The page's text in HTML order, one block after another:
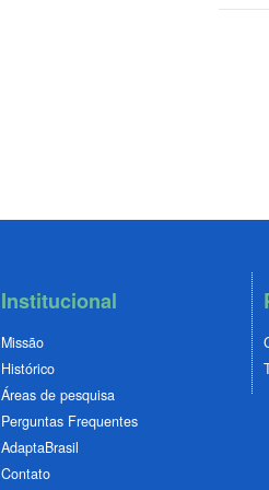
Institucional
Missão
Histórico
Áreas de pesquisa
Perguntas Frequentes
AdaptaBrasil
Contato